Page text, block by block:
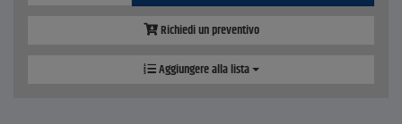
Richiedi un preventivo
Aggiungere alla lista